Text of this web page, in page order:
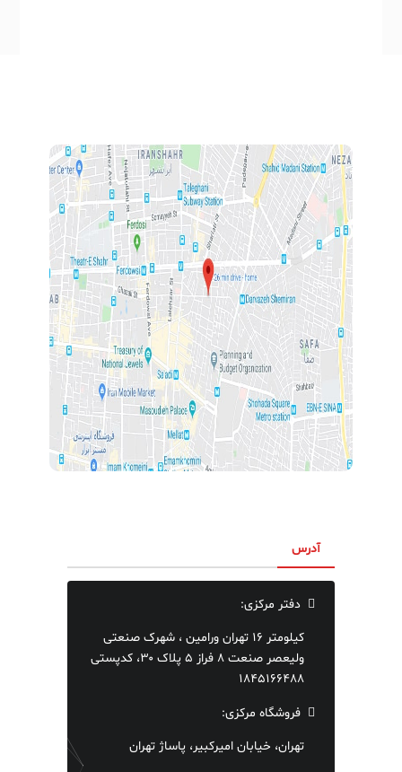
آدرس
دفتر مرکزی:
کیلومتر ۱۶ تهران ورامین ، شهرک صنعتی
ولیعصر صنعت ۸ فراز ۵ پلاک ۳۰، کدپستی
۱۸۴۵۱۶۶۴۸۸
فروشگاه مرکزی:
تهران، خیابان امیرکبیر، پاساژ تهران